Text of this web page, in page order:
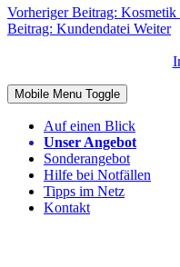
Vorheriger Beitrag:
Beitrag: Kundendatei Weiter
Mobile Menu Toggle
Auf einen Blick
Unser Angebot
Sonderangebot
Hilfe bei Notfällen
Tipps im Netz
Kontakt